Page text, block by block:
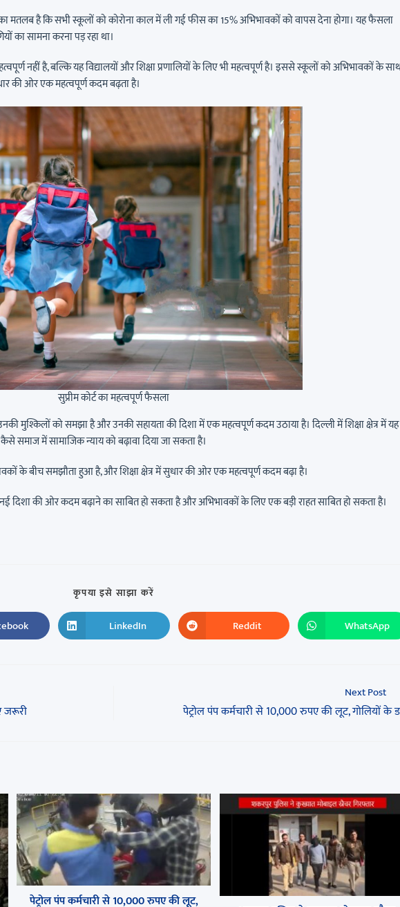
मतलब है कि सभी स्कूलों को कोरोना काल में ली गई फीस का 15% अभिभावकों को वापस देना होगा। यह फैसला
का सामना करना पड़ रहा था।
नहीं है, बल्कि यह विद्यालयों और शिक्षा प्रणालियों के लिए भी महत्वपूर्ण है। इससे स्कूलों को अभिभावकों के
की ओर एक महत्वपूर्ण कदम बढ़ता है।
सुप्रीम कोर्ट का महत्वपूर्ण फैसला
मुश्किलों को समझा है और उनकी सहायता की दिशा में एक महत्वपूर्ण कदम उठाया है। दिल्ली में शिक्षा क्षेत्र में यह
समाज में सामाजिक न्याय को बढ़ावा दिया जा सकता है।
के बीच समझौता हुआ है, और शिक्षा क्षेत्र में सुधार की ओर एक महत्वपूर्ण कदम बढ़ा है।
नई दिशा की ओर कदम बढ़ाने का साबित हो सकता है और अभिभावकों के लिए एक बड़ी राहत साबित हो सकता है।
कृपया इसे साझा करें
LinkedIn Reddit WhatsApp
जरूरी
Next Post
पेट्रोल पंप कर्मचारी से 10,000 रुपए की लूट, गोलियों के
पेट्रोल पंप कर्मचारी से 10,000 रुपए की लूट,